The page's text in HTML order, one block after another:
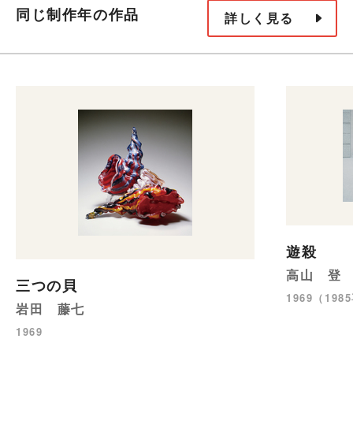
同じ制作年の作品 詳しく見る
三つの貝
岩田 藤七
1969
遊殺
高山 登
1969（